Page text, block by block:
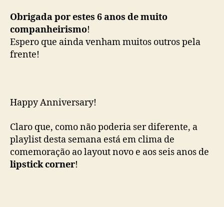
Obrigada por estes 6 anos de muito
companheirismo!
Espero que ainda venham muitos outros pela
frente!
Happy Anniversary!
Claro que, como não poderia ser diferente, a
playlist desta semana está em clima de
comemoração ao layout novo e aos seis anos de
lipstick corner!